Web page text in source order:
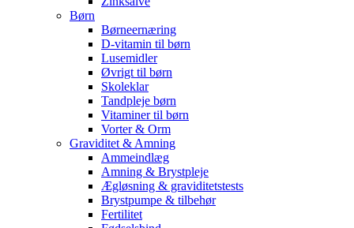
Børn
Børneernæring
D-vitamin til børn
Lusemidler
Øvrigt til børn
Skoleklar
Tandpleje børn
Vitaminer til børn
Vorter & Orm
Graviditet & Amning
Ammeindlæg
Amning & Brystpleje
Ægløsning & graviditetstests
Brystpumpe & tilbehør
Fertilitet